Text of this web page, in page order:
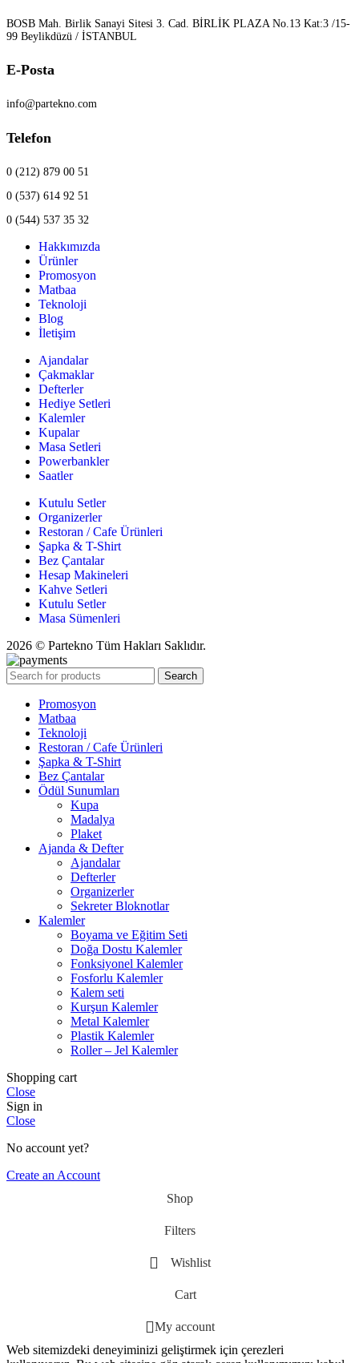
BOSB Mah. Birlik Sanayi Sitesi 3. Cad. BİRLİK PLAZA No.13 Kat:3 /15-
99 Beylikdüzü / İSTANBUL
E-Posta
info@partekno.com
Telefon
0 (212) 879 00 51
0 (537) 614 92 51
0 (544) 537 35 32
Hakkımızda
Ürünler
Promosyon
Matbaa
Teknoloji
Blog
İletişim
Ajandalar
Çakmaklar
Defterler
Hediye Setleri
Kalemler
Kupalar
Masa Setleri
Powerbankler
Saatler
Kutulu Setler
Organizerler
Restoran / Cafe Ürünleri
Şapka & T-Shirt
Bez Çantalar
Hesap Makineleri
Kahve Setleri
Kutulu Setler
Masa Sümenleri
2026 © Partekno Tüm Hakları Saklıdır.
Search
Promosyon
Matbaa
Teknoloji
Restoran / Cafe Ürünleri
Şapka & T-Shirt
Bez Çantalar
Ödül Sunumları
Kupa
Madalya
Plaket
Ajanda & Defter
Ajandalar
Defterler
Organizerler
Sekreter Bloknotlar
Kalemler
Boyama ve Eğitim Seti
Doğa Dostu Kalemler
Fonksiyonel Kalemler
Fosforlu Kalemler
Kalem seti
Kurşun Kalemler
Metal Kalemler
Plastik Kalemler
Roller – Jel Kalemler
Shopping cart
Close
Sign in
Close
No account yet?
Create an Account
Shop
Filters
Wishlist
Cart
My account
Web sitemizdeki deneyiminizi geliştirmek için çerezleri